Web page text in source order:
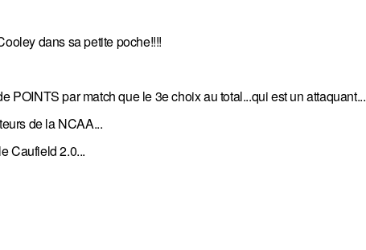
dans sa petite poche!!!!
POINTS par match que le 3e choix au total...qui est un attaquant...
de la NCAA...
Caufield 2.0...